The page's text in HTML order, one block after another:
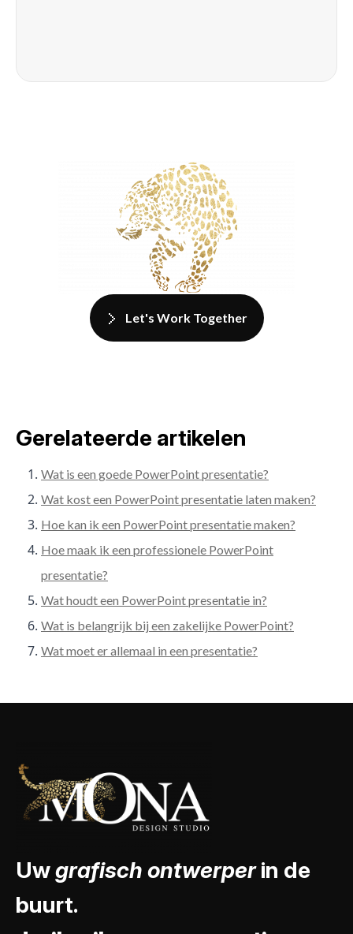
Let's Work Together
Gerelateerde artikelen
Wat is een goede PowerPoint presentatie?
Wat kost een PowerPoint presentatie laten maken?
Hoe kan ik een PowerPoint presentatie maken?
Hoe maak ik een professionele PowerPoint
presentatie?
Wat houdt een PowerPoint presentatie in?
Wat is belangrijk bij een zakelijke PowerPoint?
Wat moet er allemaal in een presentatie?
Uwgrafisch ontwerperin de
buurt.